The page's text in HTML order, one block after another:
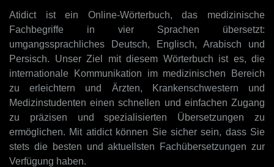
Atidict ist ein Online-Wörterbuch, das medizinische
Fachbegriffe in vier Sprachen übersetzt:
umgangssprachliches Deutsch, Englisch, Arabisch und
Persisch. Unser Ziel mit diesem Wörterbuch ist es, die
internationale Kommunikation im medizinischen Bereich
zu erleichtern und Ärzten, Krankenschwestern und
Medizinstudenten einen schnellen und einfachen Zugang
zu präzisen und spezialisierten Übersetzungen zu
ermöglichen. Mit atidict können Sie sicher sein, dass Sie
stets die besten und aktuellsten Fachübersetzungen zur
Verfügung haben.